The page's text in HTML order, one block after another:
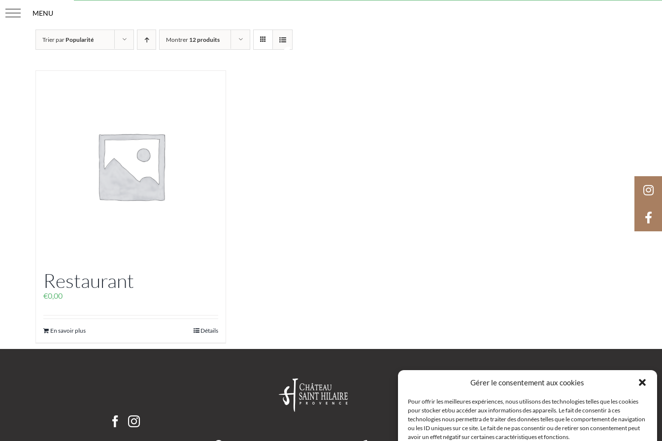
Gérer le consentement aux cookies
Pour offrir les meilleures expériences, nous utilisons des technologies telles que les cookies
pour stocker et/ou accéder aux informations des appareils. Le fait de consentir à ces
technologies nous permettra de traiter des données telles que le comportement de navigation
ou les ID uniques sur ce site. Le fait de ne pas consentir ou de retirer son consentement peut
avoir un effet négatif sur certaines caractéristiques et fonctions.
au
Trier par Popularité Montrer 12 produits
Restaurant
€0,00
En savoir plus Détails